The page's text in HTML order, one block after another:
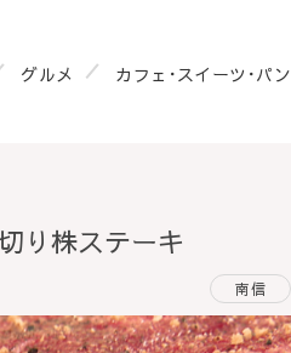
グルメ カフェ･スイーツ･パン
り株ステーキ
南信